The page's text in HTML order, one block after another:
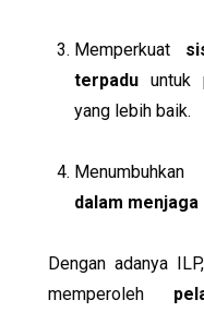
Memperkuat
terpadu untuk
yang lebih baik.
Menumbuhkan
dalam
Dengan adanya
memperoleh